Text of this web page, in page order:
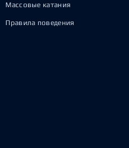
Массовые катания
Правила поведения